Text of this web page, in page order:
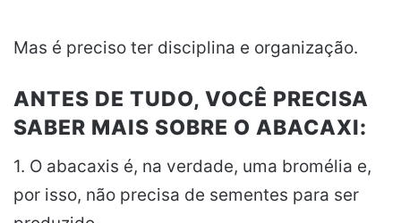
Mas é preciso ter disciplina e organização.
ANTES DE TUDO, VOCÊ PRECISA
SABER MAIS SOBRE O ABACAXI:
1. O abacaxis é, na verdade, uma bromélia e,
por isso, não precisa de sementes para ser